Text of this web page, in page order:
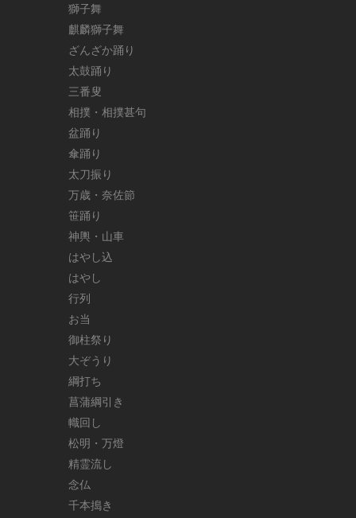
獅子舞
麒麟獅子舞
ざんざか踊り
太鼓踊り
三番叟
相撲・相撲甚句
盆踊り
傘踊り
太刀振り
万歳・奈佐節
笹踊り
神輿・山車
はやし込
はやし
行列
お当
御柱祭り
大ぞうり
綱打ち
菖蒲綱引き
幟回し
松明・万燈
精霊流し
念仏
千本搗き